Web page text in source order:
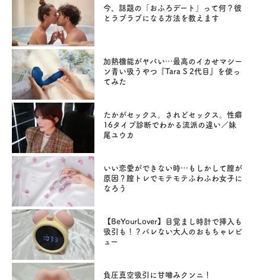
今、話題の「おふろデート」って何？彼
とラブラブになる方法を教えます
加熱機能がヤバい…最高のイカせマシー
ン青い吸うやつ『Tara S 2代目』を使っ
てみた
たかがセックス。されどセックス。性癖
16タイプ診断でわかる流派の違い／妹
尾ユウカ
いい恋愛ができない時…もしかして膣が
原因？膣トレでモテモテふわふわ女子に
なろう
【BeYourLover】目覚まし時計で挿入も
吸引も！？バレない大人のおもちゃレビ
ュー
負圧真空吸引に甘噛みクンニ！